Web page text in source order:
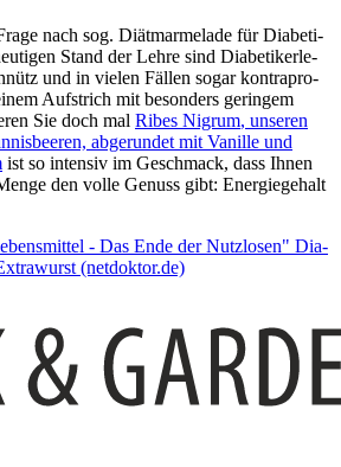
nach sog. Diät­mar­me­la­de für Dia­be­ti­
Stand der Leh­re sind Dia­be­ti­ker­le­
und in vie­len Fäl­len so­gar kon­tra­pro­
Auf­strich mit be­son­ders ge­rin­gem
Sie doch mal Ribes Nigrum, un­se­ren
ab­ge­run­det mit Va­nille und
ist so in­ten­siv im Ge­schmack, dass Ihnen
den volle Genuss gibt: Energiegehalt
- Das En­de der Nutz­lo­sen" Dia­
(netdoktor.de)